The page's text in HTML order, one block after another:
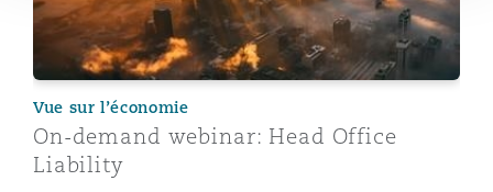
Vue sur l’économie
On-demand webinar: Head Office
Liability